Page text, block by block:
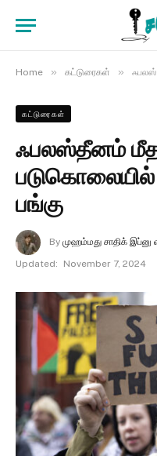
Home » கட்டுரைகள் »
கட்டுரைகள்
ஃபலஸ்தீனம்
பங்கு
By முஹம்மது சாதிக்
Updated:
November 7, 2024